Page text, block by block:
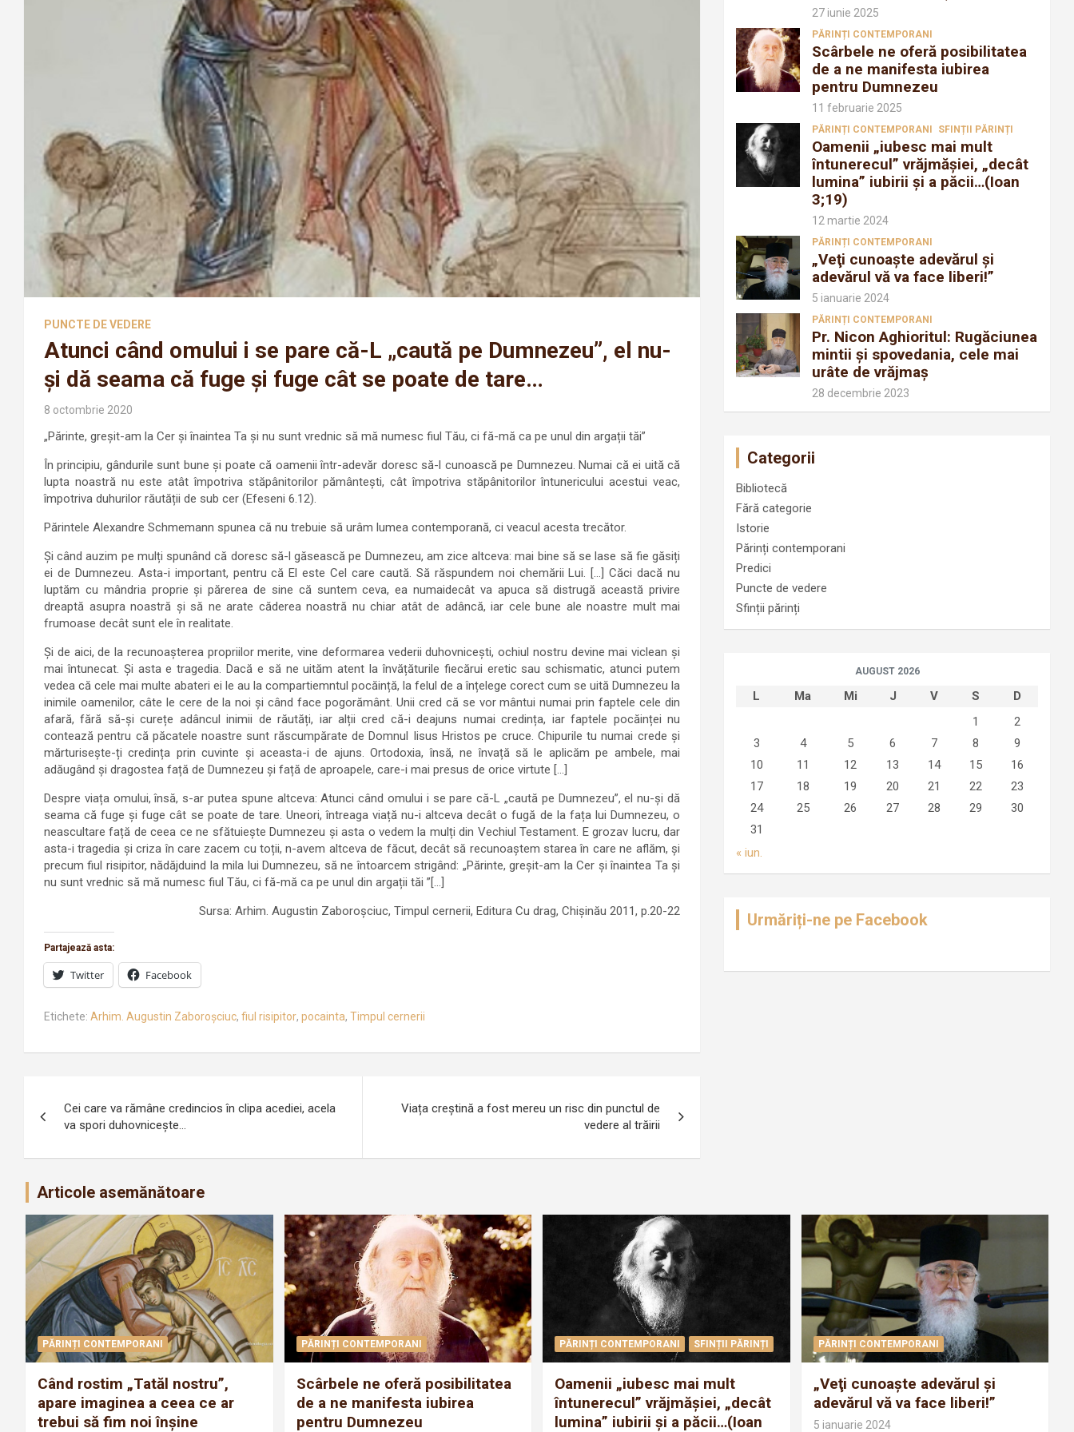
PUNCTE DE VEDERE
Atunci când omului i se pare că-L „caută pe Dumnezeu”, el nu-
și dă seama că fuge și fuge cât se poate de tare…
8 octombrie 2020
„Părinte, greșit-am la Cer și înaintea Ta și nu sunt vrednic să mă numesc fiul Tău, ci fă-mă ca pe unul din argații tăi”
În principiu, gândurile sunt bune și poate că oamenii într-adevăr doresc să-l cunoască pe Dumnezeu. Numai că ei uită că
lupta noastră nu este atât împotriva stăpânitorilor pământești, cât împotriva stăpânitorilor întunericului acestui veac,
împotriva duhurilor răutății de sub cer (Efeseni 6.12).
Părintele Alexandre Schmemann spunea că nu trebuie să urâm lumea contemporană, ci veacul acesta trecător.
Și când auzim pe mulți spunând că doresc să-l găsească pe Dumnezeu, am zice altceva: mai bine să se lase să fie găsiți
ei de Dumnezeu. Asta-i important, pentru că El este Cel care caută. Să răspundem noi chemării Lui. […] Căci dacă nu
luptăm cu mândria proprie și părerea de sine că suntem ceva, ea numaidecât va apuca să distrugă această privire
dreaptă asupra noastră și să ne arate căderea noastră nu chiar atât de adâncă, iar cele bune ale noastre mult mai
frumoase decât sunt ele în realitate.
Și de aici, de la recunoașterea propriilor merite, vine deformarea vederii duhovnicești, ochiul nostru devine mai viclean și
mai întunecat. Și asta e tragedia. Dacă e să ne uităm atent la învățăturile fiecărui eretic sau schismatic, atunci putem
vedea că cele mai multe abateri ei le au la compartiemntul pocăință, la felul de a înțelege corect cum se uită Dumnezeu la
inimile oamenilor, câte le cere de la noi și când face pogorământ. Unii cred că se vor mântui numai prin faptele cele din
afară, fără să-și curețe adâncul inimii de răutăți, iar alții cred că-i deajuns numai credința, iar faptele pocăinței nu
contează pentru că păcatele noastre sunt răscumpărate de Domnul Iisus Hristos pe cruce. Chipurile tu numai crede și
mărturisește-ți credința prin cuvinte și aceasta-i de ajuns. Ortodoxia, însă, ne învață să le aplicăm pe ambele, mai
adăugând și dragostea față de Dumnezeu și față de aproapele, care-i mai presus de orice virtute […]
Despre viața omului, însă, s-ar putea spune altceva: Atunci când omului i se pare că-L „caută pe Dumnezeu”, el nu-și dă
seama că fuge și fuge cât se poate de tare. Uneori, întreaga viață nu-i altceva decât o fugă de la fața lui Dumnezeu, o
neascultare față de ceea ce ne sfătuiește Dumnezeu și asta o vedem la mulți din Vechiul Testament. E grozav lucru, dar
asta-i tragedia și criza în care zacem cu toții, n-avem altceva de făcut, decât să recunoaștem starea în care ne aflăm, și
precum fiul risipitor, nădăjduind la mila lui Dumnezeu, să ne întoarcem strigând: „Părinte, greșit-am la Cer și înaintea Ta și
nu sunt vrednic să mă numesc fiul Tău, ci fă-mă ca pe unul din argații tăi ”[…]
Sursa: Arhim. Augustin Zaboroșciuc, Timpul cernerii, Editura Cu drag, Chișinău 2011, p.20-22
Partajează asta:
Twitter Facebook
Etichete: Arhim. Augustin Zaboroșciuc, fiul risipitor, pocainta, Timpul cernerii
în
articole
Cei care va rămâne credincios în clipa acediei, acela
va spori duhovniceşte…
Viața creștină a fost mereu un risc din punctul de
vedere al trăirii
27 iunie 2025
PĂRINȚI CONTEMPORANI
Scârbele ne oferă posibilitatea
de a ne manifesta iubirea
pentru Dumnezeu
11 februarie 2025
PĂRINȚI CONTEMPORANI SFINȚII PĂRINȚI
Oamenii „iubesc mai mult
întunerecul” vrăjmăşiei, „decât
lumina” iubirii şi a păcii…(Ioan
3;19)
12 martie 2024
PĂRINȚI CONTEMPORANI
„Veţi cunoaşte adevărul şi
adevărul vă va face liberi!”
5 ianuarie 2024
PĂRINȚI CONTEMPORANI
Pr. Nicon Aghioritul: Rugăciunea
mintii și spovedania, cele mai
urâte de vrăjmaș
28 decembrie 2023
Categorii
Bibliotecă
Fără categorie
Istorie
Părinți contemporani
Predici
Puncte de vedere
Sfinții părinți
AUGUST 2026
L Ma Mi J V S
D
1
2
3
4 5 6 7 8
9
10
11 12 13 14 15
16
17
18 19 20 21 22
23
24
25 26 27 28 29
30
31
« iun.
Urmăriți-ne pe Facebook
Articole asemănătoare
PĂRINȚI CONTEMPORANI
Când rostim „Tatăl nostru”,
apare imaginea a ceea ce ar
trebui să fim noi înșine
PĂRINȚI CONTEMPORANI
Scârbele ne oferă posibilitatea
de a ne manifesta iubirea
pentru Dumnezeu
PĂRINȚI CONTEMPORANI SFINȚII PĂRINȚI
Oamenii „iubesc mai mult
întunerecul” vrăjmăşiei, „decât
lumina” iubirii şi a păcii…(Ioan
PĂRINȚI CONTEMPORANI
„Veţi cunoaşte adevărul şi
adevărul vă va face liberi!”
5 ianuarie 2024